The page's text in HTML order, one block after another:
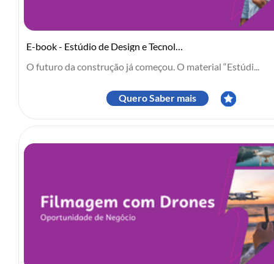
O futuro da construção já começou. O material “Estúdi...
Quero Saber mais